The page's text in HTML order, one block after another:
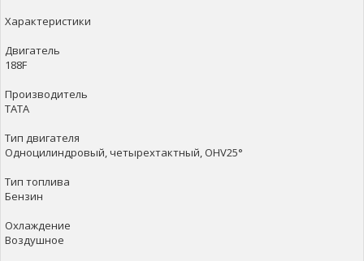
Характеристики
Двигатель
188F
Производитель
TATA
Тип двигателя
Одноцилиндровый, четырехтактный, OHV25°
Тип топлива
Бензин
Охлаждение
Воздушное